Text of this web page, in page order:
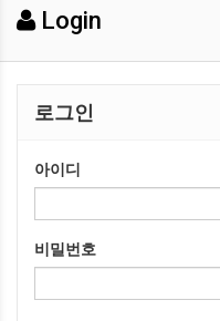
Login
로그인
아이디
비밀번호